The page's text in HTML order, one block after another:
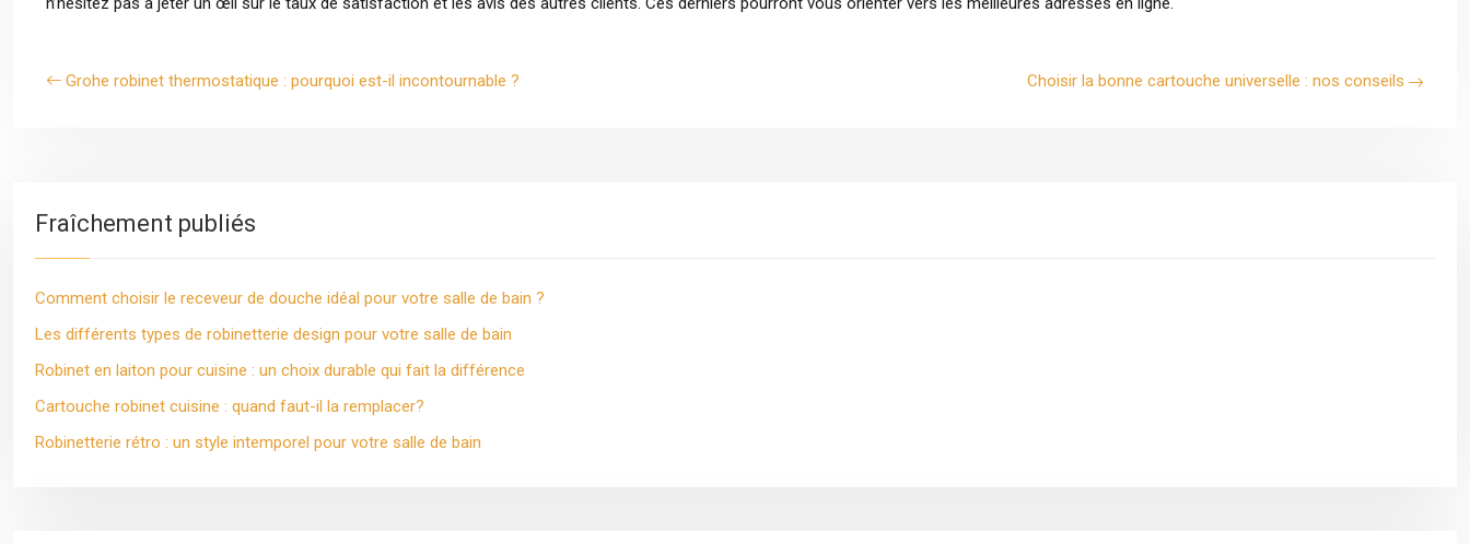
Grohe robinet thermostatique : pourquoi est-il incontournable ? Choisir la bonne cartouche universelle : nos conseils
Fraîchement publiés
Comment choisir le receveur de douche idéal pour votre salle de bain ?
Les différents types de robinetterie design pour votre salle de bain
Robinet en laiton pour cuisine : un choix durable qui fait la différence
Cartouche robinet cuisine : quand faut-il la remplacer?
Robinetterie rétro : un style intemporel pour votre salle de bain